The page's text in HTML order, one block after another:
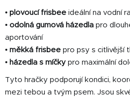
p
i
• plovoucí frisbee ideální na vodní
• odolná gumová házedla pro
aportování
• měkká frisbee pro psy s citlivější
• házedla s míčky pro maximální
Tyto hračky podporují kondici,
mezi tebou a tvým psem. Jsou